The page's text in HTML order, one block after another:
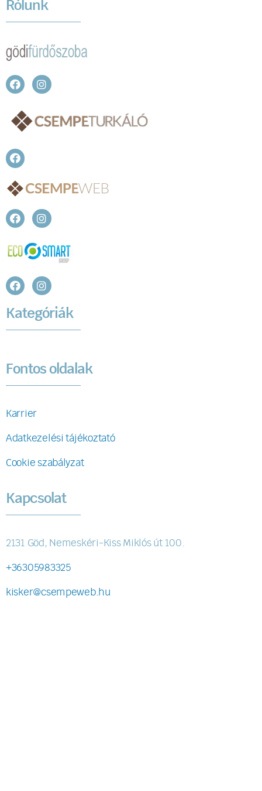
Rólunk
Kategóriák
Fontos oldalak
Karrier
Adatkezelési tájékoztató
Cookie szabályzat
Kapcsolat
2131 Göd, Nemeskéri-Kiss Miklós út 100.
+36305983325
kisker@csempeweb.hu